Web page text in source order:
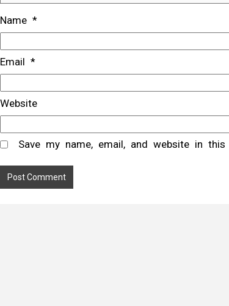
Name *
Email *
Website
Save my name, email, and website in